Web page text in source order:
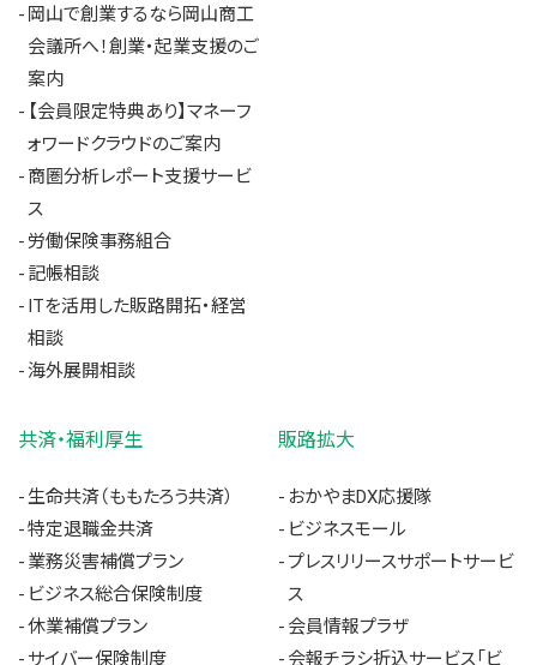
岡山で創業するなら岡山商工
会議所へ！創業・起業支援のご
案内
【会員限定特典あり】マネーフ
ォワードクラウドのご案内
商圏分析レポート支援サービ
ス
労働保険事務組合
記帳相談
ITを活用した販路開拓・経営
相談
海外展開相談
共済・福利厚生
生命共済（ももたろう共済）
特定退職金共済
業務災害補償プラン
ビジネス総合保険制度
休業補償プラン
サイバー保険制度
販路拡大
おかやまDX応援隊
ビジネスモール
プレスリリースサポートサービ
ス
会員情報プラザ
会報チラシ折込サービス「ビ